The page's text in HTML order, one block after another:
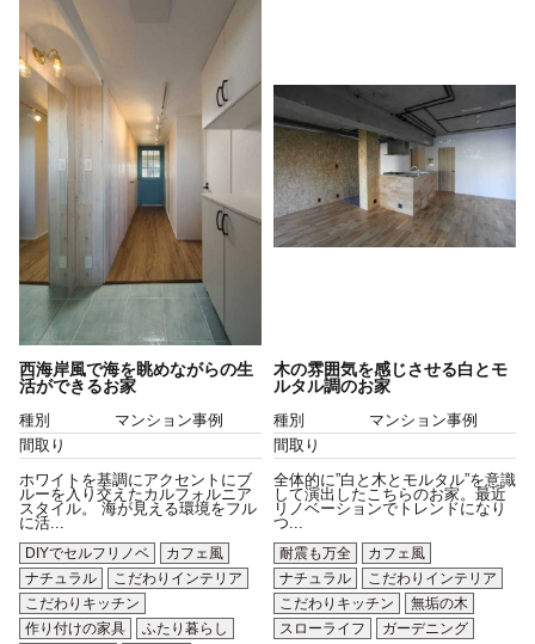
西海岸風で海を眺めながらの生
活ができるお家
種別
マンション事例
間取り
ホワイトを基調にアクセントにブ
ルーを入り交えたカルフォルニア
スタイル。 海が見える環境をフル
に活...
DIYでセルフリノベ
カフェ風
ナチュラル
こだわりインテリア
こだわりキッチン
作り付けの家具
ふたり暮らし
木の雰囲気を感じさせる白とモ
ルタル調のお家
種別
マンション事例
間取り
全体的に”白と木とモルタル”を意識
して演出したこちらのお家。最近
リノベーションでトレンドになり
つ...
耐震も万全
カフェ風
ナチュラル
こだわりインテリア
こだわりキッチン
無垢の木
スローライフ
ガーデニング